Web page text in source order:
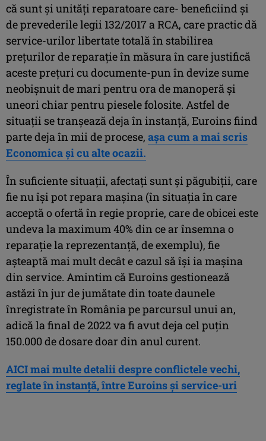
că sunt și unități reparatoare care- beneficiind și
de prevederile legii 132/2017 a RCA, care practic dă
service-urilor libertate totală în stabilirea
prețurilor de reparație în măsura în care justifică
aceste prețuri cu documente-pun în devize sume
neobișnuit de mari pentru ora de manoperă și
uneori chiar pentru piesele folosite. Astfel de
situații se tranșează deja în instanță, Euroins fiind
parte deja în mii de procese, așa cum a mai scris
Economica și cu alte ocazii.
În suficiente situații, afectați sunt și păgubiții, care
fie nu își pot repara mașina (în situația în care
acceptă o ofertă în regie proprie, care de obicei este
undeva la maximum 40% din ce ar însemna o
reparație la reprezentanță, de exemplu), fie
așteaptă mai mult decât e cazul să își ia mașina
din service. Amintim că Euroins gestionează
astăzi în jur de jumătate din toate daunele
înregistrate în România pe parcursul unui an,
adică la final de 2022 va fi avut deja cel puțin
150.000 de dosare doar din anul curent.
AICI mai multe detalii despre conflictele vechi,
reglate în instanță, între Euroins și service-uri